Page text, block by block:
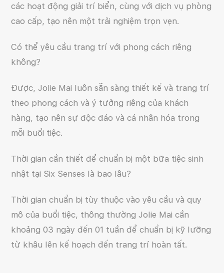
các hoạt động giải trí biển, cùng với dịch vụ phòng
cao cấp, tạo nên một trải nghiệm trọn vẹn.
Có thể yêu cầu trang trí với phong cách riêng
không?
Được, Jolie Mai luôn sẵn sàng thiết kế và trang trí
theo phong cách và ý tưởng riêng của khách
hàng, tạo nên sự độc đáo và cá nhân hóa trong
mỗi buổi tiệc.
Thời gian cần thiết để chuẩn bị một bữa tiệc sinh
nhật tại Six Senses là bao lâu?
Thời gian chuẩn bị tùy thuộc vào yêu cầu và quy
mô của buổi tiệc, thông thường Jolie Mai cần
khoảng 03 ngày đến 01 tuần để chuẩn bị kỹ lưỡng
từ khâu lên kế hoạch đến trang trí hoàn tất.